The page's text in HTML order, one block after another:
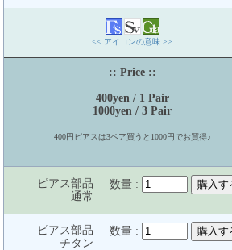
<< アイコンの意味 >>
:: Price ::
400yen / 1 Pair
1000yen / 3 Pair
400円ピアスは3ペア買うと1000円でお買得♪
ピアス部品
通常
数量 :
ピアス部品
チタン
数量 :